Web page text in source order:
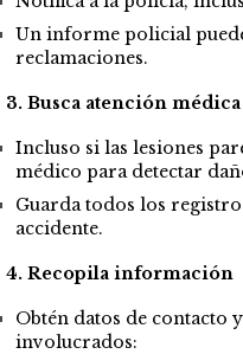
Un informe policial
reclamaciones.
3. Busca atención médica
Incluso si las lesiones
médico para detectar
Guarda todos los
accidente.
4. Recopila información
Obtén datos de contacto
involucrados: